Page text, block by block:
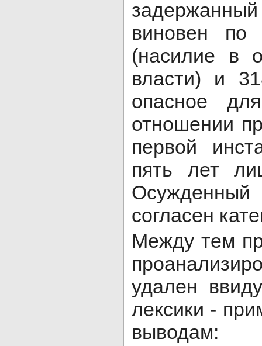
виновен
(насилие в
власти) и
опасное
отношении
первой
пять лет
согласен
Между тем
удален
лексики -
выводам: